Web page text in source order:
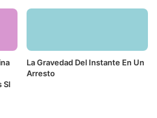
Sl
La Gravedad Del Instante En Un
Arresto